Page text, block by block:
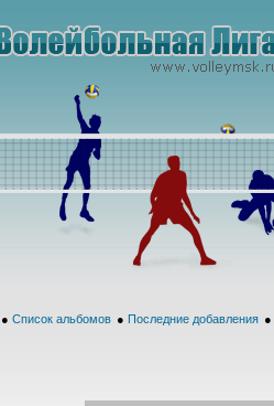
● Список альбомов ● Последние добавления ●